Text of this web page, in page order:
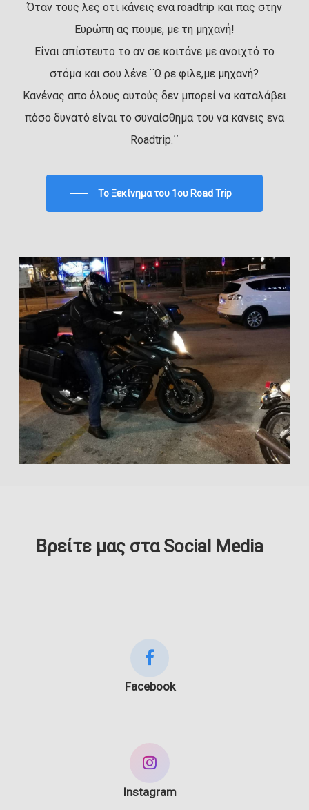
Όταν τους λες οτι κάνεις ενα roadtrip και πας στην
Ευρώπη ας πουμε, με τη μηχανή!
Είναι απίστευτο το αν σε κοιτάνε με ανοιχτό το
στόμα και σου λένε ¨Ω ρε φιλε,με μηχανή?
Κανένας απο όλους αυτούς δεν μπορεί να καταλάβει
πόσο δυνατό είναι το συναίσθημα του να κανεις ενα
Roadtrip.΄΄
To Ξεκίνημα του 1ου Road Trip
Βρείτε μας στα Social Media
Facebook
Instagram